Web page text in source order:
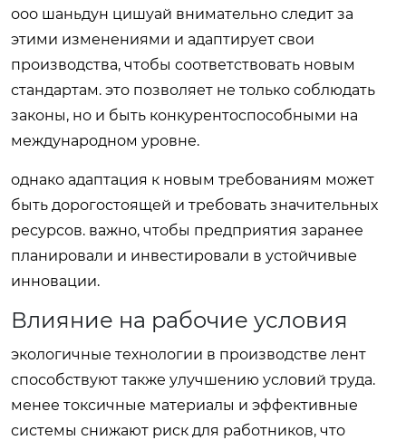
ооо шаньдун цишуай внимательно следит за
этими изменениями и адаптирует свои
производства, чтобы соответствовать новым
стандартам. это позволяет не только соблюдать
законы, но и быть конкурентоспособными на
международном уровне.
однако адаптация к новым требованиям может
быть дорогостоящей и требовать значительных
ресурсов. важно, чтобы предприятия заранее
планировали и инвестировали в устойчивые
инновации.
Влияние на рабочие условия
экологичные технологии в производстве лент
способствуют также улучшению условий труда.
менее токсичные материалы и эффективные
системы снижают риск для работников, что